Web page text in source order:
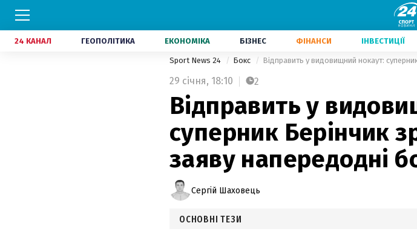
24 КАНАЛ ГЕОПОЛІТИКА ЕКОНОМІКА БІЗНЕС ФІНАНСИ ІНВЕСТИЦІЇ
Sport News 24 Бокс Відправить у видовищний нокаут:
29 січня, 18:10 2
Відправить у
суперник Берінчик
заяву напередодні
Сергій Шаховець
ОСНОВНІ ТЕЗИ